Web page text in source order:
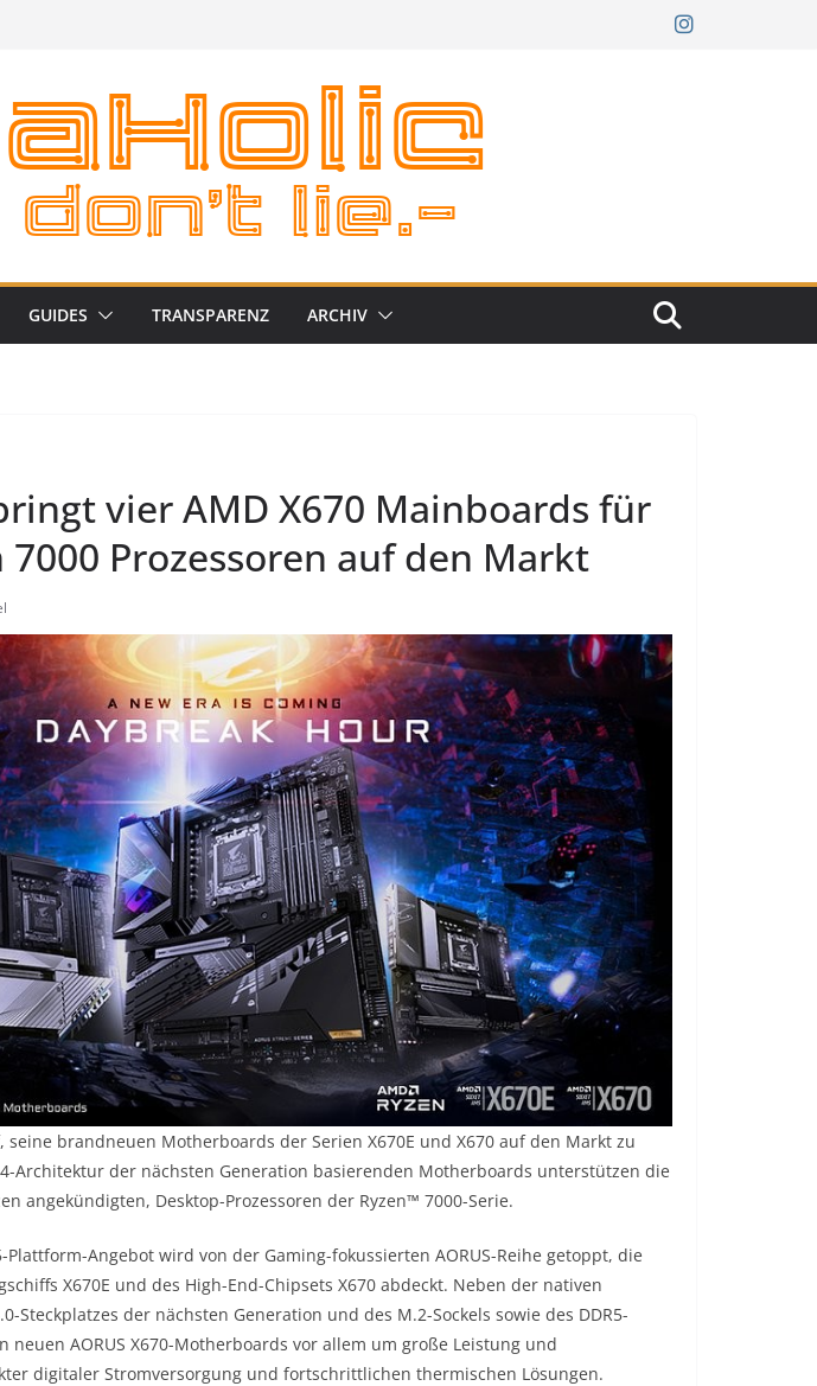
GUIDES TRANSPARENZ ARCHIV
vier AMD X670 Mainboards für
7000 Prozessoren auf den Markt
seine brandneuen Motherboards der Serien X670E und X670 auf den Markt zu
Architektur der nächsten Generation basierenden Motherboards unterstützen die
angekündigten, Desktop-Prozessoren der Ryzen™ 7000-Serie.
Plattform-Angebot wird von der Gaming-fokussierten AORUS-Reihe getoppt, die
X670E und des High-End-Chipsets X670 abdeckt. Neben der nativen
Steckplatzes der nächsten Generation und des M.2-Sockels sowie des DDR5-
neuen AORUS X670-Motherboards vor allem um große Leistung und
digitaler Stromversorgung und fortschrittlichen thermischen Lösungen.